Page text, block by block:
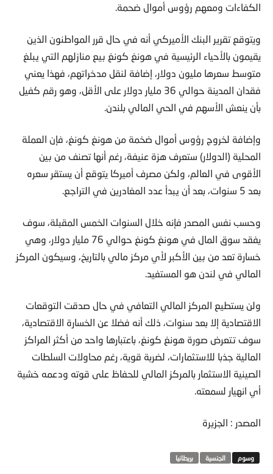
الكفاءات ومعهم رؤوس أموال ضحمة.
ويتوقع تقرير البنك الأميركي أنه في حال قرر المواطنون الذين
يقيمون بالأحياء الرئيسية في هونغ كونغ بيع منازلهم التي يبلغ
متوسط سعرها مليون دولار، إضافة لنقل مدخراتهم، فهذا يعني
فقدان المدينة حوالي 36 مليار دولار على الأقل، وهو رقم كفيل
بأن ينعش الأسهم في الحي المالي بلندن.
وإضافة لخروج رؤوس أموال ضخمة من هونغ كونغ، فإن العملة
المحلية (الدولار) ستعرف هزة عنيفة، رغم أنها تصنف من بين
الأقوى في العالم، ولكن مصرف أميركا يتوقع أن يستقر سعره
بعد 5 سنوات، بعد أن يبدأ عدد المغادرين في التراجع.
وحسب نفس المصدر فإنه خلال السنوات الخمس المقبلة، سوف
يفقد سوق المال في هونغ كونغ حوالي 76 مليار دولار، وهي
خسارة تعد من بين الأكبر لأي مركز مالي بالتاريخ، وسيكون المركز
المالي في لندن هو المستفيد.
ولن يستطيع المركز المالي التعافي في حال صدقت التوقعات
الاقتصادية إلا بعد سنوات، ذلك أنه فضلا عن الخسارة الاقتصادية،
سوف تتعرض صورة هونغ كونغ، باعتبارها واحد من أكثر المراكز
المالية جذبا للاستثمارات، لضربة قوية، رغم محاولات السلطات
الصينية الاستثمار بالمركز المالي للحفاظ على قوته ودعمه خشية
أي انهيار لسمعته.
المصدر : الجزيرة
الجنسية بريطانيا